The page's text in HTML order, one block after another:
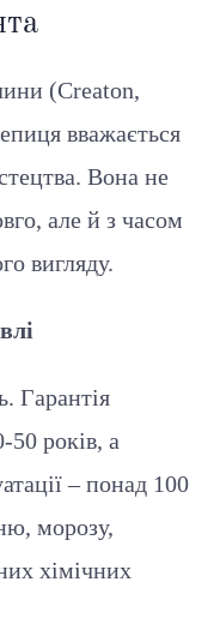
(Creaton,
вважається
Вона не
але й з часом
вигляду.
Гарантія
50 років, а
– понад 100
морозу,
хімічних